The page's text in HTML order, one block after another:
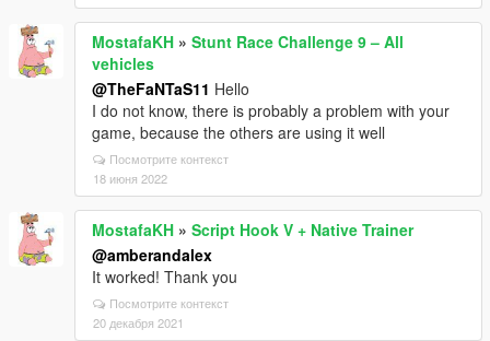
MostafaKH » Stunt Race Challenge 9 – All
vehicles
@TheFaNTaS11 Hello
I do not know, there is probably a problem with your
game, because the others are using it well
Посмотрите контекст
18 июня 2022
MostafaKH » Script Hook V + Native Trainer
@amberandalex
It worked! Thank you
Посмотрите контекст
20 декабря 2021